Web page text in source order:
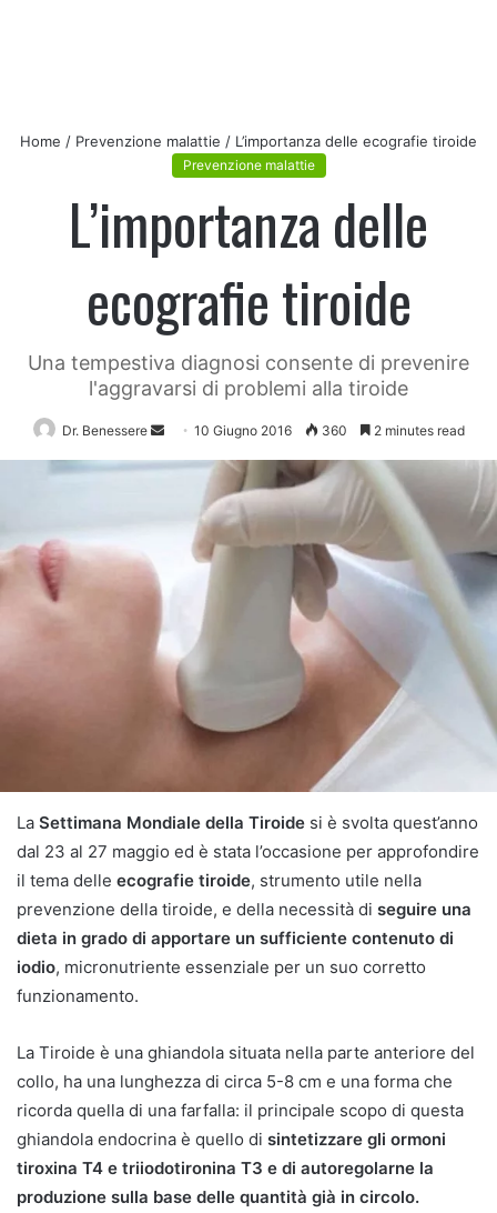
Home / Prevenzione malattie / L’importanza delle ecografie tiroide
Prevenzione malattie
L’importanza delle
ecografie tiroide
Una tempestiva diagnosi consente di prevenire
l'aggravarsi di problemi alla tiroide
Dr. Benessere
Send
an
10 Giugno 2016 360 2 minutes read
La Settimana Mondiale della Tiroide si è svolta quest’anno
dal 23 al 27 maggio ed è stata l’occasione per approfondire
il tema delle ecografie tiroide, strumento utile nella
prevenzione della tiroide, e della necessità di seguire una
dieta in grado di apportare un sufficiente contenuto di
iodio, micronutriente essenziale per un suo corretto
funzionamento.
La Tiroide è una ghiandola situata nella parte anteriore del
collo, ha una lunghezza di circa 5-8 cm e una forma che
ricorda quella di una farfalla: il principale scopo di questa
ghiandola endocrina è quello di sintetizzare gli ormoni
tiroxina T4 e triiodotironina T3 e di autoregolarne la
produzione sulla base delle quantità già in circolo.